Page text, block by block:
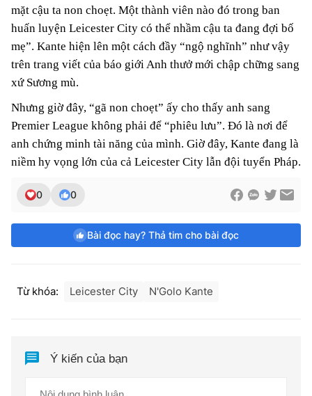
mặt cậu ta non choẹt. Một thành viên nào đó trong ban
huấn luyện Leicester City có thể nhầm cậu ta đang đợi bố
mẹ”. Kante hiện lên một cách đầy “ngộ nghĩnh” như vậy
trên trang viết của báo giới Anh thưở mới chập chững sang
xứ Sương mù.
Nhưng giờ đây, “gã non choẹt” ấy cho thấy anh sang
Premier League không phải để “phiêu lưu”. Đó là nơi để
anh chứng minh tài năng của mình. Giờ đây, Kante đang là
niềm hy vọng lớn của cả Leicester City lẫn đội tuyển Pháp.
0 0
Bài đọc hay? Thả tim cho bài đọc
Từ khóa: Leicester City N'Golo Kante
Ý kiến của bạn